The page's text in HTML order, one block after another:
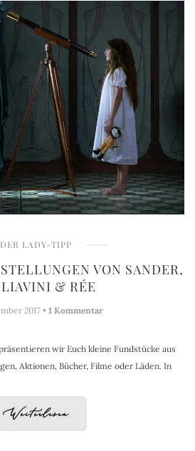
DER LADY-TIPP
VON SANDER,
& RÉE
2017 • 1 Kommentar
wir Euch kleine Fundstücke aus
Aktionen, Bücher, Filme oder Läden. In
Weiterlesen